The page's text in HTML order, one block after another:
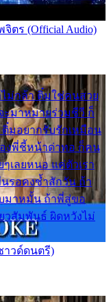
จิตร (Official Audio)
ม่กล้า ติ๋มใช่คนสวย
ะมาหมายร่วมชีวี ก็
มอยากรับรักเหมือน
งพี่ชี้หน้าด่าทอ ก็คน
เลยหนอ แค่ตัวเรา
รอคงช้ำสักวัน ถ้า
บมาหมั้น ถ้าพี่สู่ขอ
วสัมพันธ์ ผิดหวังไม่
าวด์ดนตรี)